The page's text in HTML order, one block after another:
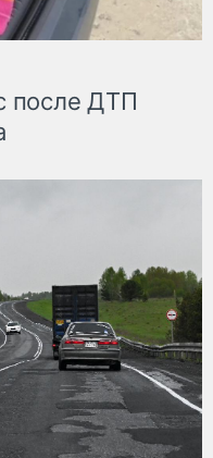
после ДТП